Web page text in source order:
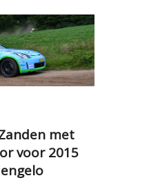
met
voor 2015